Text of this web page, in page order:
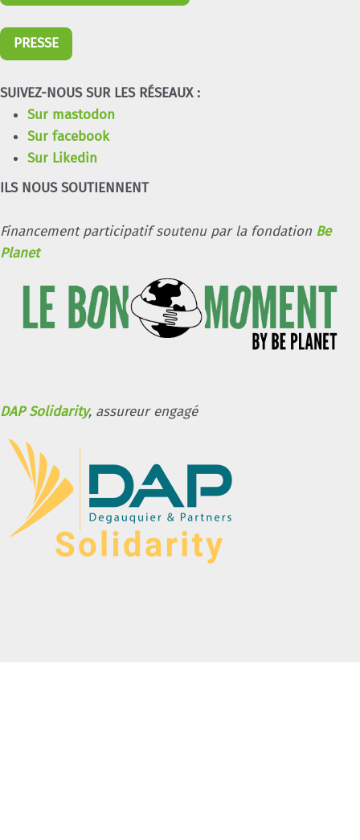
PRESSE
SUIVEZ-NOUS SUR LES RÉSEAUX :
Sur mastodon
Sur facebook
Sur Likedin
ILS NOUS SOUTIENNENT
Financement participatif soutenu par la fondation Be
Planet
DAP Solidarity, assureur engagé